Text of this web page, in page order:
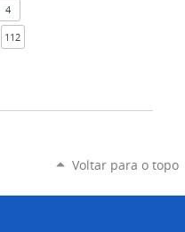
4
112
Voltar para o topo